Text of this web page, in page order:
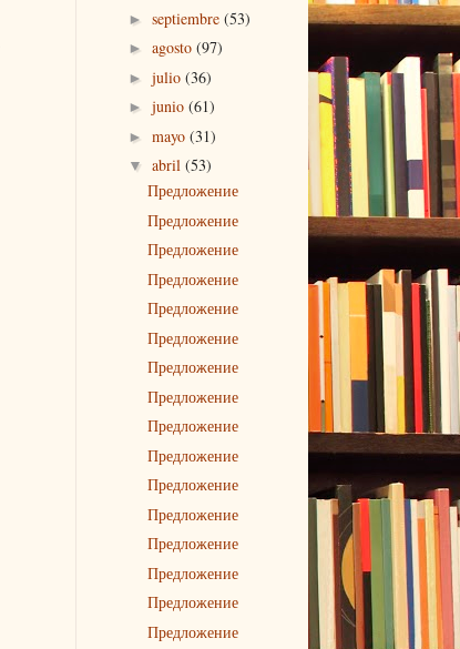
► septiembre (53)
► agosto (97)
► julio (36)
► junio (61)
► mayo (31)
▼ abril (53)
Предложение
Предложение
Предложение
Предложение
Предложение
Предложение
Предложение
Предложение
Предложение
Предложение
Предложение
Предложение
Предложение
Предложение
Предложение
Предложение